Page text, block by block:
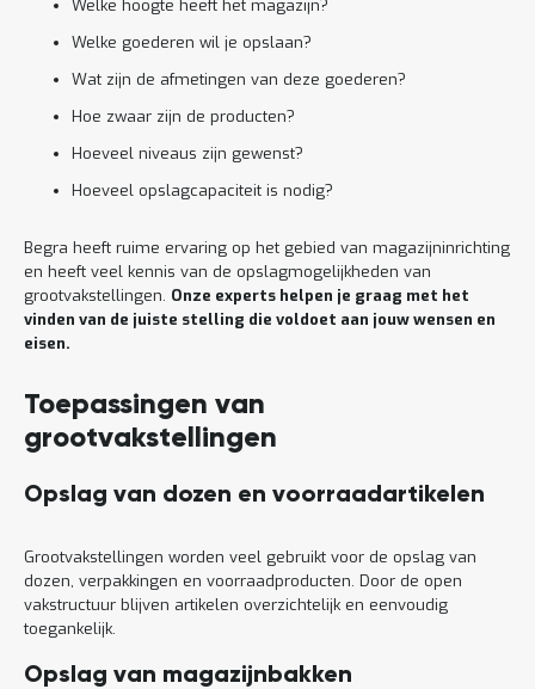
Welke hoogte heeft het magazijn?
Welke goederen wil je opslaan?
Wat zijn de afmetingen van deze goederen?
Hoe zwaar zijn de producten?
Hoeveel niveaus zijn gewenst?
Hoeveel opslagcapaciteit is nodig?
Begra heeft ruime ervaring op het gebied van magazijninrichting
en heeft veel kennis van de opslagmogelijkheden van
grootvakstellingen. Onze experts helpen je graag met het
vinden van de juiste stelling die voldoet aan jouw wensen en
eisen.
Toepassingen van
grootvakstellingen
Opslag van dozen en voorraadartikelen
Grootvakstellingen worden veel gebruikt voor de opslag van
dozen, verpakkingen en voorraadproducten. Door de open
vakstructuur blijven artikelen overzichtelijk en eenvoudig
toegankelijk.
Opslag van magazijnbakken